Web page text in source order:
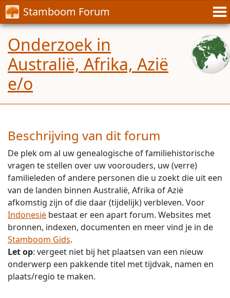
Stamboom Forum
Onderzoek in
Australië, Afrika, Azië
e/o
Beschrijving van dit forum
De plek om al uw genealogische of familiehistorische
vragen te stellen over uw voorouders, uw (verre)
familieleden of andere personen die u zoekt die uit een
van de landen binnen Australië, Afrika of Azië
afkomstig zijn of die daar (tijdelijk) verbleven. Voor
Indonesië bestaat er een apart forum. Websites met
bronnen, indexen, documenten en meer vind je in de
Stamboom Gids.
Let op: vergeet niet bij het plaatsen van een nieuw
onderwerp een pakkende titel met tijdvak, namen en
plaats/regio te maken.